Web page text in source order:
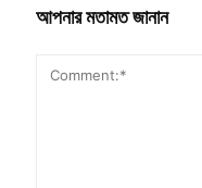
আপনার মতামত জানান